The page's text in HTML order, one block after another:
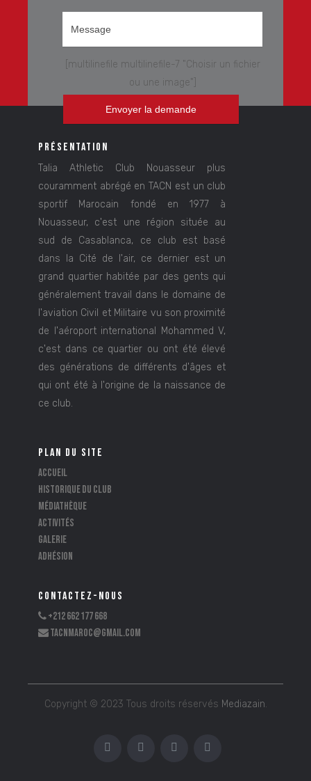
[multilinefile multilinefile-7 "Choisir un fichier
ou une image"]
PRÉSENTATION
Talia Athletic Club Nouasseur plus
couramment abrégé en TACN est un club
sportif Marocain fondé en 1977 à
Nouasseur, c'est une région située au
sud de Casablanca, ce club est basé
dans la Cité de l'air, ce dernier est un
grand quartier habitée par des gents qui
généralement travail dans le domaine de
l'aviation Civil et Militaire vu son proximité
de l'aéroport international Mohammed V,
c'est dans ce quartier ou ont été élevé
des générations de différents d'âges et
qui ont été à l'origine de la naissance de
ce club.
PLAN DU SITE
Accueil
Historique du club
Médiathèque
Activités
Galerie
Adhésion
CONTACTEZ-NOUS
+212 662 177 668
tacnmaroc@gmail.com
Copyright © 2023 Tous droits réservés Mediazain.